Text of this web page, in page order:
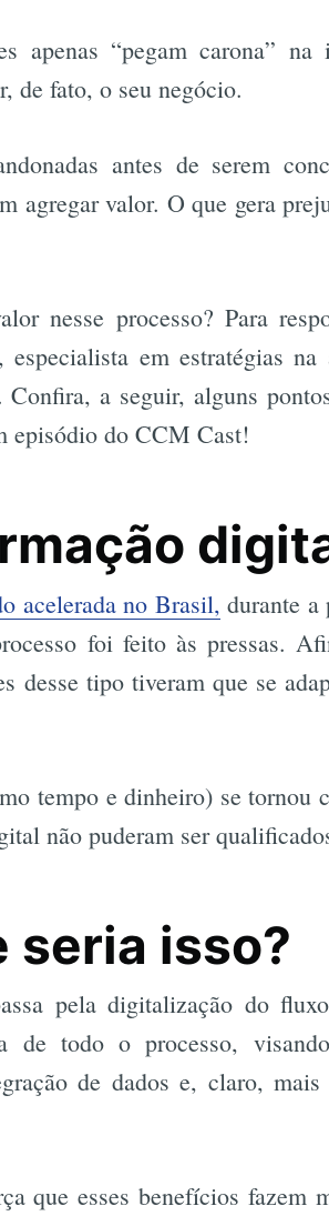
apenas “pegam carona” na
de fato, o seu negócio.
antes de serem
agregar valor. O que gera
nesse processo? Para
em estratégias
a seguir, alguns
episódio do CCM Cast!
acelerada no Brasil, durante a
foi feito às pressas.
desse tipo tiveram que se
tempo e dinheiro) se tornou
não puderam ser
seria isso?
pela digitalização do
de todo o processo,
de dados e, claro,
que esses benefícios fazem